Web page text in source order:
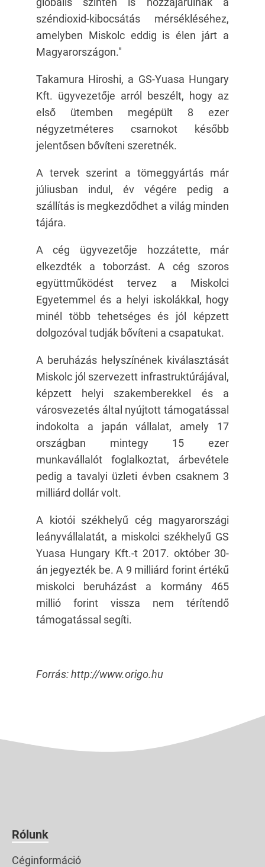
széndioxid-kibocsátás mérsékléséhez,
amelyben Miskolc eddig is élen járt a
Magyarországon."
Takamura Hiroshi, a GS-Yuasa Hungary
Kft. ügyvezetője arról beszélt, hogy az
első ütemben megépült 8 ezer
négyzetméteres csarnokot később
jelentősen bővíteni szeretnék.
A tervek szerint a tömeggyártás már
júliusban indul, év végére pedig a
szállítás is megkezdődhet a világ minden
tájára.
A cég ügyvezetője hozzátette, már
elkezdték a toborzást. A cég szoros
együttműködést tervez a Miskolci
Egyetemmel és a helyi iskolákkal, hogy
minél több tehetséges és jól képzett
dolgozóval tudják bővíteni a csapatukat.
A beruházás helyszínének kiválasztását
Miskolc jól szervezett infrastruktúrájával,
képzett helyi szakemberekkel és a
városvezetés által nyújtott támogatással
indokolta a japán vállalat, amely 17
országban mintegy 15 ezer
munkavállalót foglalkoztat, árbevétele
pedig a tavalyi üzleti évben csaknem 3
milliárd dollár volt.
A kiotói székhelyű cég magyarországi
leányvállalatát, a miskolci székhelyű GS
Yuasa Hungary Kft.-t 2017. október 30-
án jegyezték be. A 9 milliárd forint értékű
miskolci beruházást a kormány 465
millió forint vissza nem térítendő
támogatással segíti.
Forrás: http://www.origo.hu
Rólunk
Céginformáció